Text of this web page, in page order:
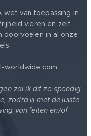
wet van toepassing in
vieren en zelf
doorvoelen in al onze
worldwide.com
zal ik dit zo spoedig
zodra jij met de juiste
van feiten en/of